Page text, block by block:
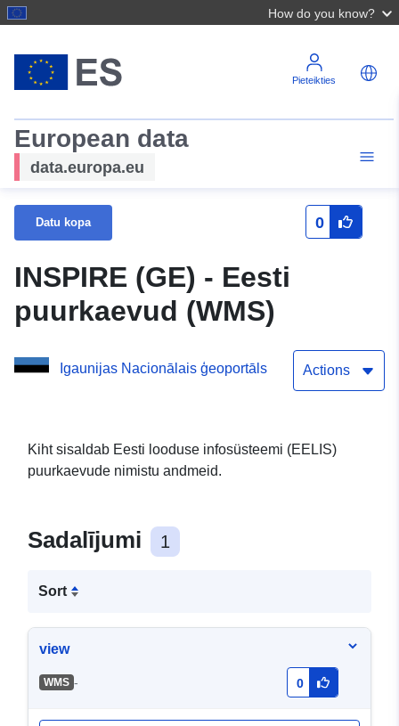
How do you know?
Pieteikties
European data
data.europa.eu
Datu kopa 0
INSPIRE (GE) - Eesti
puurkaevud (WMS)
Igaunijas Nacionālais ģeoportāls Actions
Kiht sisaldab Eesti looduse infosüsteemi (EELIS)
puurkaevude nimistu andmeid.
Sadalījumi 1
Sort
view
WMS - 0